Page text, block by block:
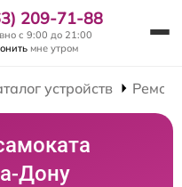
209-71-88
с 9:00 до 21:00
мне утром
устройств
Дону